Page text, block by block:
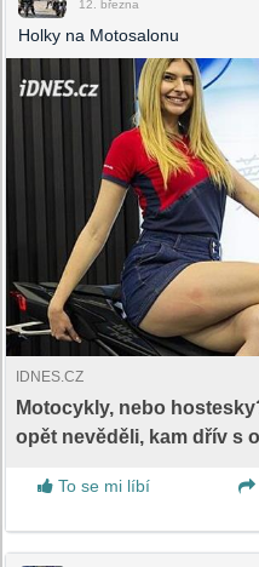
12. března
Holky na Motosalonu
IDNES.CZ
Motocykly, nebo
opět nevěděli, kam dřív s
To se mi líbí